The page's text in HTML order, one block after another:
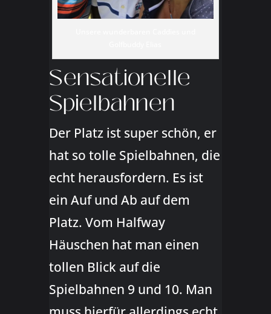
Sensationelle
Spielbahnen
Der Platz ist super schön, er
hat so tolle Spielbahnen, die
echt herausfordern. Es ist
ein Auf und Ab auf dem
Platz. Vom Halfway
Häuschen hat man einen
tollen Blick auf die
Spielbahnen 9 und 10. Man